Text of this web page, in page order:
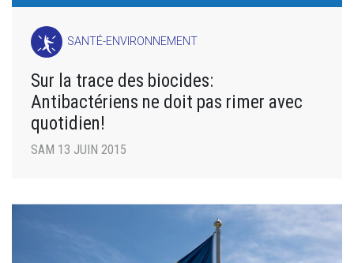
SANTÉ-ENVIRONNEMENT
Sur la trace des biocides:
Antibactériens ne doit pas rimer avec
quotidien!
SAM 13 JUIN 2015